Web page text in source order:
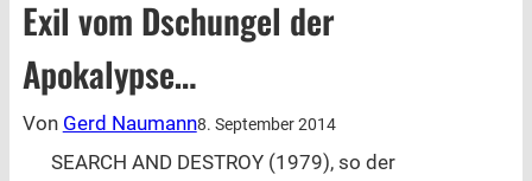
Exil vom Dschungel der
Apokalypse…
Von Gerd Naumann8. September 2014
SEARCH AND DESTROY (1979), so der